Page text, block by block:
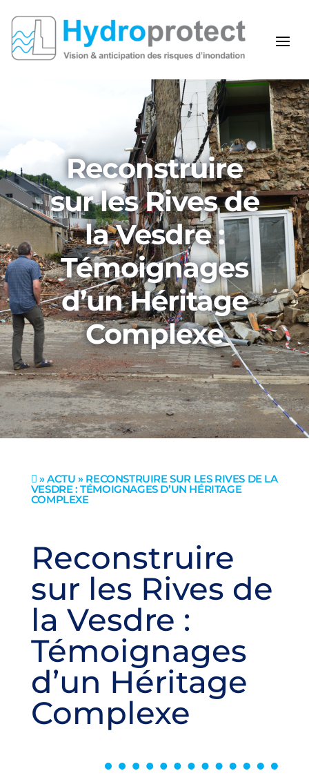
Reconstruire
sur les Rives de
la Vesdre :
Témoignages
d’un Héritage
Complexe
 »ACTU » RECONSTRUIRE SUR LES RIVES DE LA
VESDRE : TÉMOIGNAGES D’UN HÉRITAGE
COMPLEXE
Reconstruire
sur les Rives de
la Vesdre :
Témoignages
d’un Héritage
Complexe